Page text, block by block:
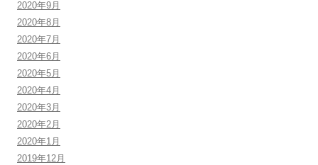
2020年9月
2020年8月
2020年7月
2020年6月
2020年5月
2020年4月
2020年3月
2020年2月
2020年1月
2019年12月